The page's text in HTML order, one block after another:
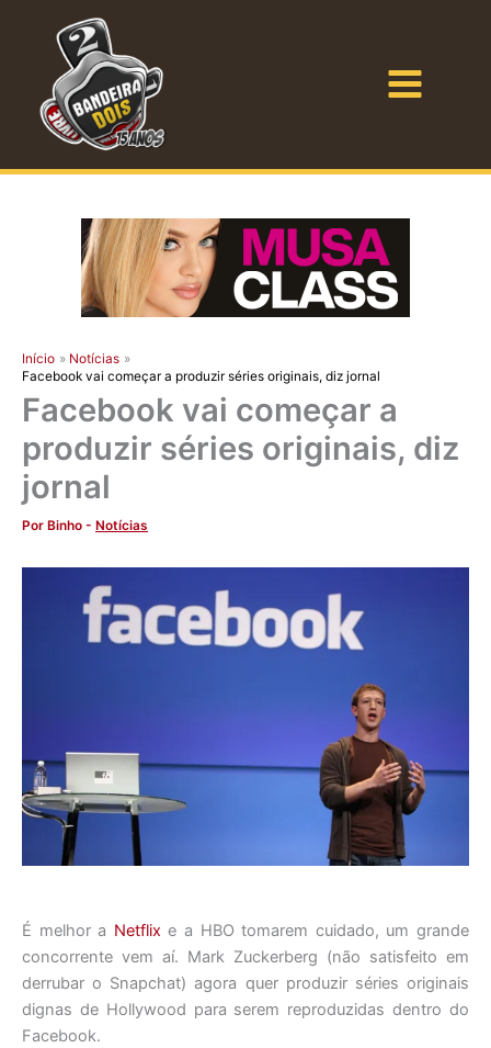
conteúdo
Início
Notícias
Facebook vai começar a produzir séries originais, diz jornal
Facebook vai começar a
produzir séries originais, diz
jornal
Por Binho - Notícias
É melhor a Netflix e a HBO tomarem cuidado, um grande
concorrente vem aí. Mark Zuckerberg (não satisfeito em
derrubar o Snapchat) agora quer produzir séries originais
dignas de Hollywood para serem reproduzidas dentro do
Facebook.